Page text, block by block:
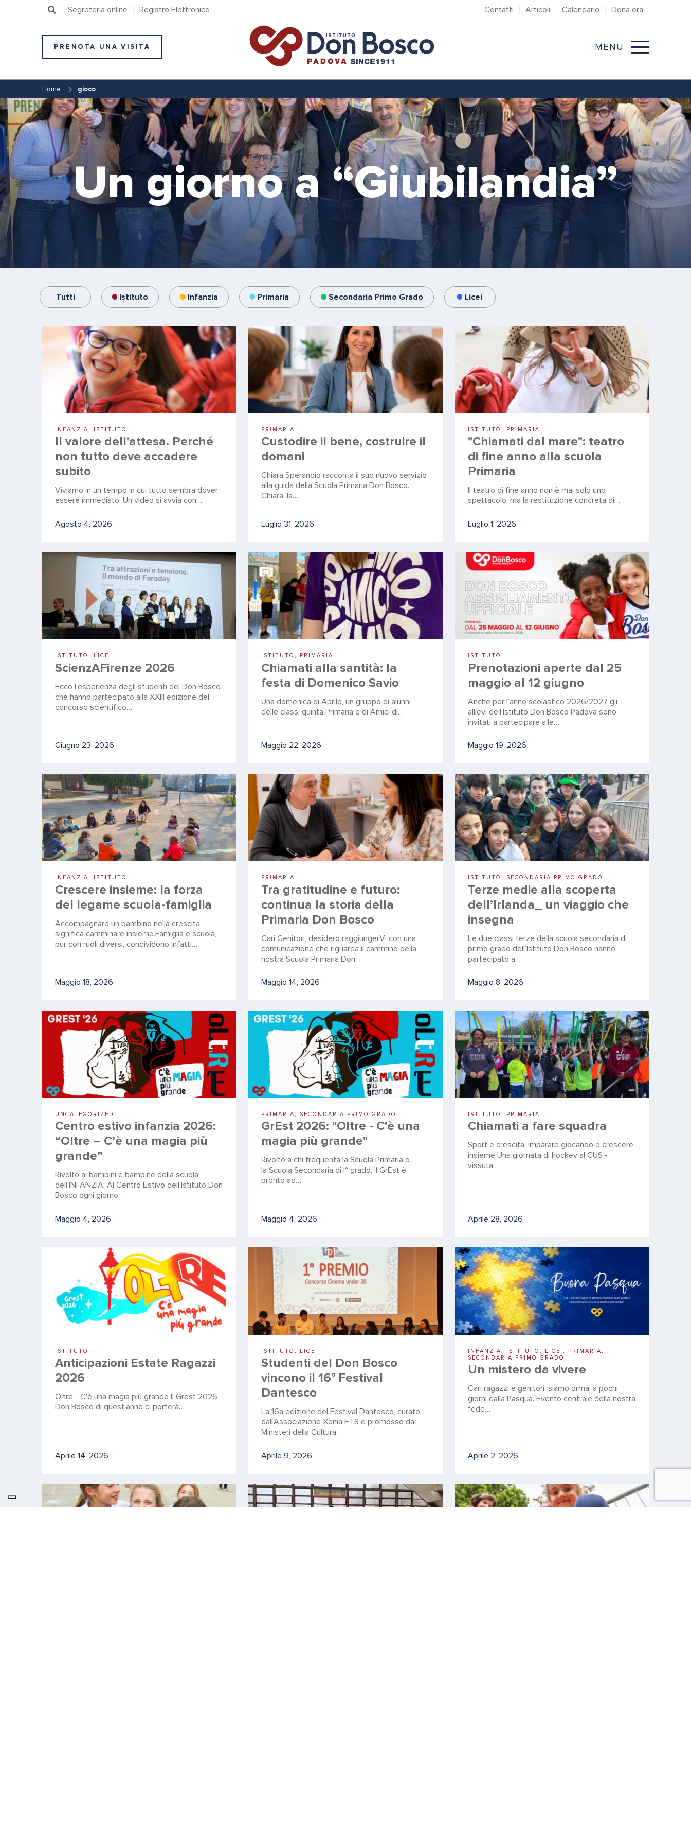
Segreteria online Registro Elettronico Contatti Articoli Calendario Dona ora
PRENOTA UNA VISITA MENU
Home gioco
Un giorno a “Giubilandia”
Tutti Istituto Infanzia Primaria Secondaria Primo Grado Licei
INFANZIA, ISTITUTO
Il valore dell'attesa. Perché
non tutto deve accadere
subito
Viviamo in un tempo in cui tutto sembra dover
essere immediato. Un video si avvia con…
Agosto 4, 2026
PRIMARIA
Custodire il bene, costruire il
domani
Chiara Sperandio racconta il suo nuovo servizio
alla guida della Scuola Primaria Don Bosco.
Chiara, la…
Luglio 31, 2026
ISTITUTO, PRIMARIA
"Chiamati dal mare": teatro
di fine anno alla scuola
Primaria
Il teatro di fine anno non è mai solo uno
spettacolo, ma la restituzione concreta di…
Luglio 1, 2026
ISTITUTO, LICEI
ScienzAFirenze 2026
Ecco l’esperienza degli studenti del Don Bosco
che hanno partecipato alla XXIII edizione del
concorso scientifico…
Giugno 23, 2026
ISTITUTO, PRIMARIA
Chiamati alla santità: la
festa di Domenico Savio
Una domenica di Aprile, un gruppo di alunni
delle classi quinta Primaria e di Amici di…
Maggio 22, 2026
ISTITUTO
Prenotazioni aperte dal 25
maggio al 12 giugno
Anche per l’anno scolastico 2026/2027 gli
allievi dell’Istituto Don Bosco Padova sono
invitati a partecipare alle…
Maggio 19, 2026
INFANZIA, ISTITUTO
Crescere insieme: la forza
del legame scuola-famiglia
Accompagnare un bambino nella crescita
significa camminare insieme.Famiglia e scuola,
pur con ruoli diversi, condividono infatti…
Maggio 18, 2026
PRIMARIA
Tra gratitudine e futuro:
continua la storia della
Primaria Don Bosco
Cari Genitori, desidero raggiungerVi con una
comunicazione che riguarda il cammino della
nostra Scuola Primaria Don…
Maggio 14, 2026
ISTITUTO, SECONDARIA PRIMO GRADO
Terze medie alla scoperta
dell’Irlanda_ un viaggio che
insegna
Le due classi terze della scuola secondaria di
primo grado dell’Istituto Don Bosco hanno
partecipato a…
Maggio 8, 2026
UNCATEGORIZED
Centro estivo infanzia 2026:
“Oltre – C’è una magia più
grande”
Rivolto ai bambini e bambine della scuola
dell’INFANZIA, Al Centro Estivo dell’Istituto Don
Bosco ogni giorno…
Maggio 4, 2026
PRIMARIA, SECONDARIA PRIMO GRADO
GrEst 2026: "Oltre - C'è una
magia più grande"
Rivolto a chi frequenta la Scuola Primaria o
la Scuola Secondaria di I° grado, il GrEst è
pronto ad…
Maggio 4, 2026
ISTITUTO, PRIMARIA
Chiamati a fare squadra
Sport e crescita: imparare giocando e crescere
insieme Una giornata di hockey al CUS -
vissuta…
Aprile 28, 2026
ISTITUTO
Anticipazioni Estate Ragazzi
2026
Oltre - C'è una magia più grande Il Grest 2026
Don Bosco di quest’anno ci porterà…
Aprile 14, 2026
ISTITUTO, LICEI
Studenti del Don Bosco
vincono il 16° Festival
Dantesco
La 16a edizione del Festival Dantesco, curato
dall’Associazione Xenia ETS e promosso dai
Ministeri della Cultura…
Aprile 9, 2026
INFANZIA, ISTITUTO, LICEI, PRIMARIA,
SECONDARIA PRIMO GRADO
Un mistero da vivere
Cari ragazzi e genitori, siamo ormai a pochi
giorni dalla Pasqua. Evento centrale della nostra
fede…
Aprile 2, 2026